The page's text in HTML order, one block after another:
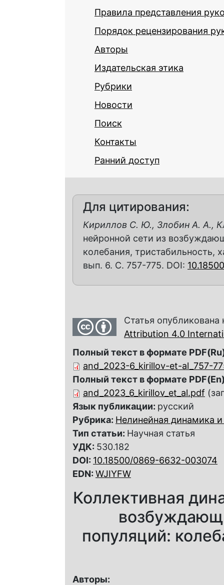
Правила представления
Порядок рецензирования
Авторы
Издательская этика
Рубрики
Новости
Поиск
Контакты
Ранний доступ
Для цитирования:
Кириллов С. Ю., Злобин А. А.,
нейронной сети из
колебания, тристабильность,
вып. 6. С. 757-775. DOI:
Статья
Attribution 4.0
Полный текст в формате
and_2023-6_kirillov-et-al_757-
Полный текст в формате
and_2023_6_kirillov_et_al.pdf
Язык публикации: русский
Рубрика: Нелинейная динамика
Тип статьи: Научная статья
УДК: 530.182
DOI: 10.18500/0869-6632-003074
EDN: WJIYFW
Коллективная
популяций:
Авторы: